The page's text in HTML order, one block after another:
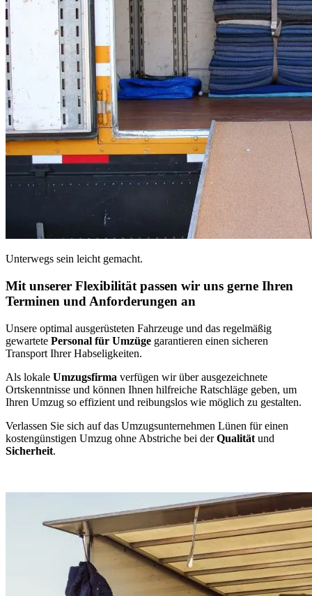
Unterwegs sein leicht gemacht.
Mit unserer Flexibilität passen wir uns gerne Ihren
Terminen und Anforderungen an
Unsere optimal ausgerüsteten Fahrzeuge und das regelmäßig
gewartete Personal für Umzüge garantieren einen sicheren
Transport Ihrer Habseligkeiten.
Als lokale Umzugsfirma verfügen wir über ausgezeichnete
Ortskenntnisse und können Ihnen hilfreiche Ratschläge geben, um
Ihren Umzug so effizient und reibungslos wie möglich zu gestalten.
Verlassen Sie sich auf das Umzugsunternehmen Lünen für einen
kostengünstigen Umzug ohne Abstriche bei derQualität und
Sicherheit.